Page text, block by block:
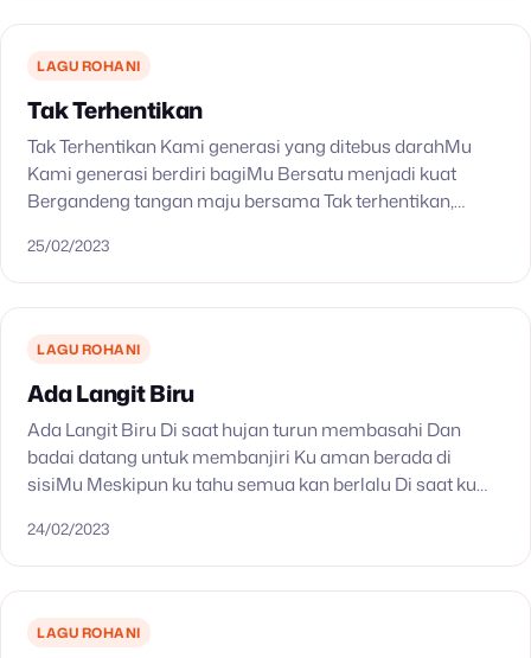
LAGU ROHANI
Tak Terhentikan
Tak Terhentikan Kami generasi yang ditebus darahMu
Kami generasi berdiri bagiMu Bersatu menjadi kuat
Bergandeng tangan maju bersama Tak terhentikan,
25/02/2023
LAGU ROHANI
Ada Langit Biru
Ada Langit Biru Di saat hujan turun membasahi Dan
badai datang untuk membanjiri Ku aman berada di
sisiMu Meskipun ku tahu semua kan berlalu Di saat ku
24/02/2023
LAGU ROHANI